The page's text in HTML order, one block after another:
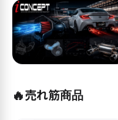
🔥売れ筋商品